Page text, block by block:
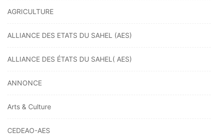
AGRICULTURE
ALLIANCE DES ETATS DU SAHEL (AES)
ALLIANCE DES ÉTATS DU SAHEL( AES)
ANNONCE
Arts & Culture
CEDEAO-AES